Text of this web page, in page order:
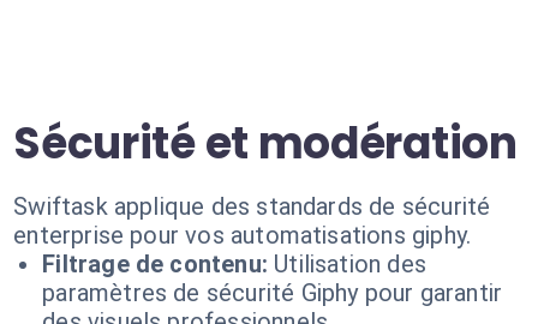
Sécurité et modération
Swiftask applique des standards de sécurité
enterprise pour vos automatisations giphy.
Filtrage de contenu: Utilisation des
paramètres de sécurité Giphy pour garantir